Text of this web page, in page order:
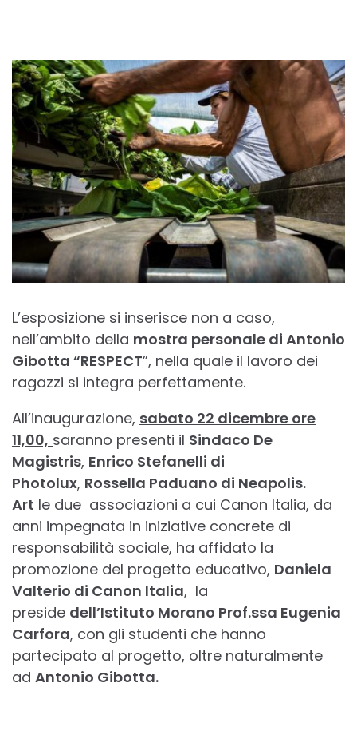
L’esposizione si inserisce non a caso,
nell’ambito della mostra personale di Antonio
Gibotta “RESPECT”, nella quale il lavoro dei
ragazzi si integra perfettamente.
All’inaugurazione, sabato 22 dicembre ore
11,00, saranno presenti il Sindaco De
Magistris, Enrico Stefanelli di
Photolux, Rossella Paduano di Neapolis.
Art le due associazioni a cui Canon Italia, da
anni impegnata in iniziative concrete di
responsabilità sociale, ha affidato la
promozione del progetto educativo, Daniela
Valterio di Canon Italia, la
preside dell’Istituto Morano Prof.ssa Eugenia
Carfora, con gli studenti che hanno
partecipato al progetto, oltre naturalmente
ad Antonio Gibotta.